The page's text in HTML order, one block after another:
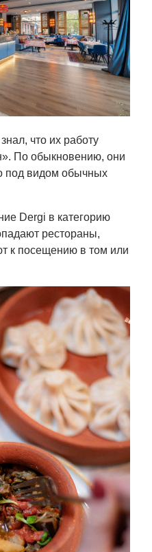
что их работу
По обыкновению, они
под видом обычных
Dergi в категорию
рестораны,
к посещению в том или